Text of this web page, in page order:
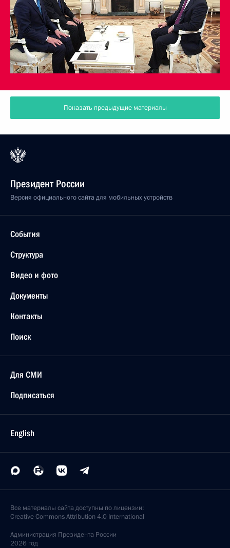
Показать предыдущие материалы
Президент России
Версия официального сайта для мобильных устройств
События
Структура
Видео и фото
Документы
Контакты
Поиск
Для СМИ
Подписаться
English
Все материалы сайта доступны по лицензии:
Creative Commons Attribution 4.0 International
Администрация Президента России
2026 год